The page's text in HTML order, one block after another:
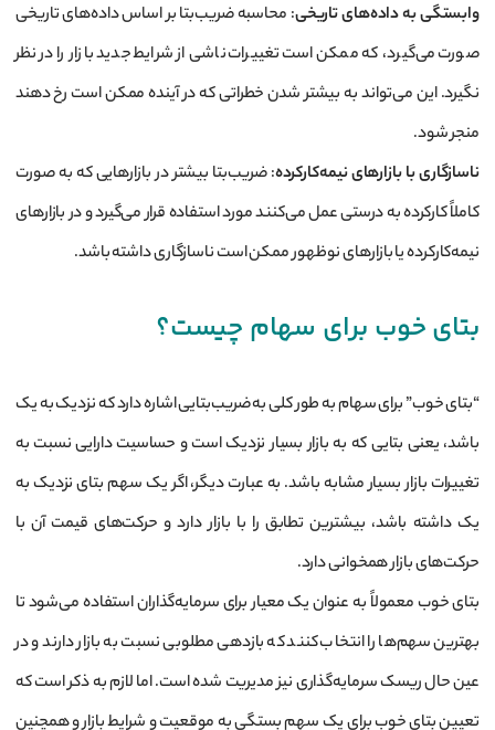
وابستگی به داده‌های تاریخی: محاسبه ضریب‌بتا بر اساس داده‌های تاریخی
صورت می‌گیرد، که ممکن است تغییرات ناشی از شرایط جدید بازار را در نظر
نگیرد. این می‌تواند به بیشتر شدن خطراتی که در آینده ممکن است رخ دهند
منجر شود.
ناسازگاری با بازارهای نیمه‌کارکرده: ضریب‌بتا بیشتر در بازارهایی که به صورت
کاملاً کارکرده به درستی عمل می‌کنند مورد استفاده قرار می‌گیرد و در بازارهای
نیمه‌کارکرده یا بازارهای نوظهور ممکن است ناسازگاری داشته باشد.
بتای خوب برای سهام چیست؟
“بتای خوب” برای سهام به طور کلی به ضریب‌بتایی اشاره دارد که نزدیک به یک
باشد، یعنی بتایی که به بازار بسیار نزدیک است و حساسیت دارایی نسبت به
تغییرات بازار بسیار مشابه باشد. به عبارت دیگر، اگر یک سهم بتای نزدیک به
یک داشته باشد، بیشترین تطابق را با بازار دارد و حرکت‌های قیمت آن با
حرکت‌های بازار همخوانی دارد.
بتای خوب معمولاً به عنوان یک معیار برای سرمایه‌گذاران استفاده می‌شود تا
بهترین سهم‌ها را انتخاب کنند که بازدهی مطلوبی نسبت به بازار دارند و در
عین حال ریسک سرمایه‌گذاری نیز مدیریت شده است. اما لازم به ذکر است که
تعیین بتای خوب برای یک سهم بستگی به موقعیت و شرایط بازار و همچنین